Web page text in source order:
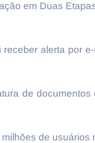
em Duas
alerta por
de documentos
de usuários